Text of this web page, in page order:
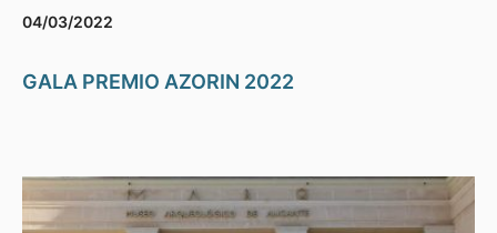
04/03/2022
GALA PREMIO AZORIN 2022